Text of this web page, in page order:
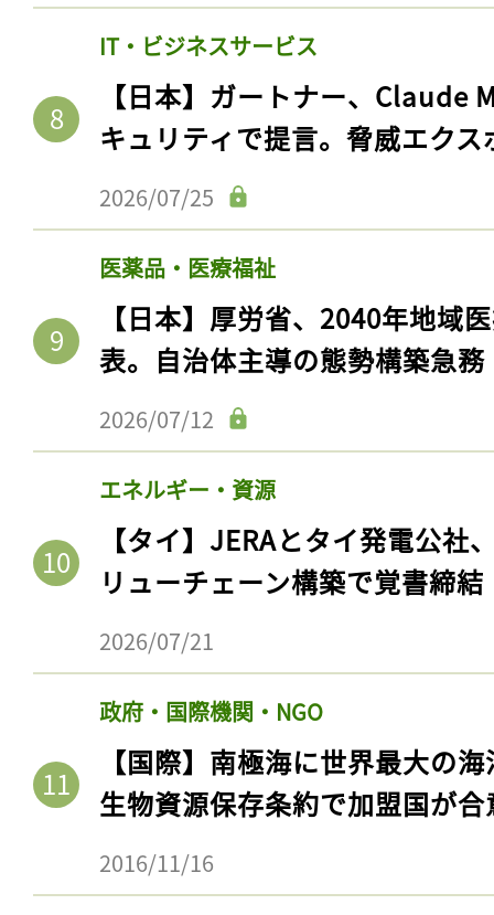
IT・ビジネスサービス
【日本】ガートナー、Claude
キュリティで提言。脅威エク
2026/07/25
医薬品・医療福祉
【日本】厚労省、2040年地域
表。自治体主導の態勢構築急務
2026/07/12
エネルギー・資源
【タイ】JERAとタイ発電公社
リューチェーン構築で覚書締結
2026/07/21
政府・国際機関・NGO
【国際】南極海に世界最大の
生物資源保存条約で加盟国が合
2016/11/16